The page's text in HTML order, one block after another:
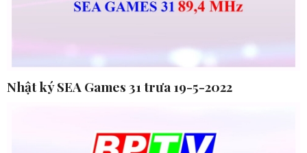
Nhật ký SEA Games 31 trưa 19-5-2022